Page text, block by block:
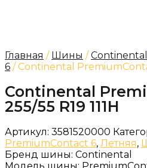
Главная / Шины /Continental
6 / Continental
Continental
255/55 R19 111H
Артикул: 3581520000
PremiumContact 6, Летняя,
Бренд шины: Continental